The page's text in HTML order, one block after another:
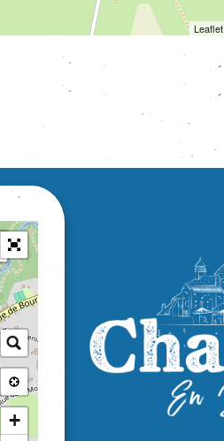
Leaflet
+